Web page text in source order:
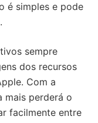
é simples e pode
sempre
dos recursos
Com a
mais perderá o
facilmente entre